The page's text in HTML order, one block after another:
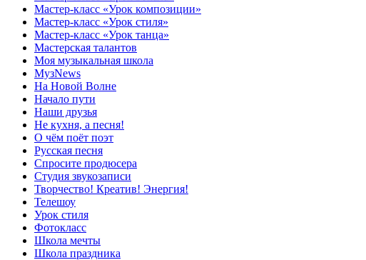
Мастер-класс «Урок композиции»
Мастер-класс «Урок стиля»
Мастер-класс «Урок танца»
Мастерская талантов
Моя музыкальная школа
МузNews
На Новой Волне
Начало пути
Наши друзья
Не кухня, а песня!
О чём поёт поэт
Русская песня
Спросите продюсера
Студия звукозаписи
Творчество! Креатив! Энергия!
Телешоу
Урок стиля
Фотокласс
Школа мечты
Школа праздника